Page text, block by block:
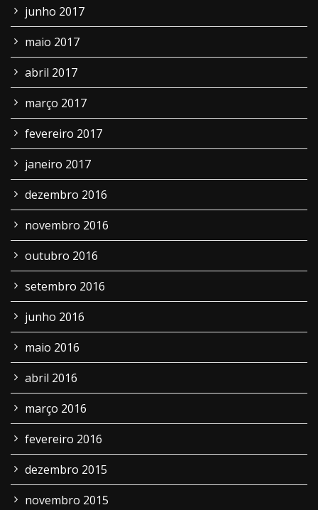
junho 2017
maio 2017
abril 2017
março 2017
fevereiro 2017
janeiro 2017
dezembro 2016
novembro 2016
outubro 2016
setembro 2016
junho 2016
maio 2016
abril 2016
março 2016
fevereiro 2016
dezembro 2015
novembro 2015